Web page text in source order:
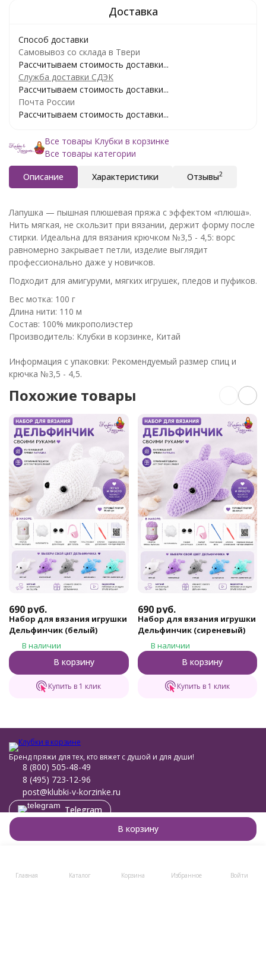
В корзину
Способ доставки
Самовывоз со склада в Твери
Рассчитываем стоимость доставки...
Служба доставки СДЭК
Рассчитываем стоимость доставки...
Почта России
Рассчитываем стоимость доставки...
Все товары Клубки в корзинке
Все товары категории
Описание Характеристики Отзывы2
Лапушка — пышная плюшевая пряжа с эффектом «плюша».
Нить мягкая, не скользит при вязании, держит форму после
стирки. Идеальна для вязания крючком №3,5 - 4,5: ворс
равномерно закрывает петли, изделие выглядит
профессионально даже у новичков.
Подходит для амигуруми, мягких игрушек, пледов и пуфиков.
Вес мотка: 100 г
Длина нити: 110 м
Состав: 100% микрополиэстер
Производитель: Клубки в корзинке, Китай
Информация с упаковки: Рекомендуемый размер спиц и
крючка №3,5 - 4,5.
Похожие товары
690 руб.
Набор для вязания игрушки
Дельфинчик (белый)
В наличии
В корзину
Купить в 1 клик
690 руб.
Набор для вязания игрушки
Дельфинчик (сиреневый)
В наличии
В корзину
Купить в 1 клик
Главная Каталог Корзина Избранное Войти
Бренд пряжи для тех, кто вяжет с душой и для души!
8 (800) 505-48-49
8 (495) 723-12-96
post@klubki-v-korzinke.ru
Telegram
Мы в соцсетях